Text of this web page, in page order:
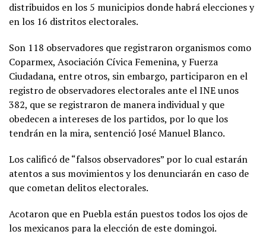
distribuidos en los 5 municipios donde habrá elecciones y
en los 16 distritos electorales.
Son 118 observadores que registraron organismos como
Coparmex, Asociación Cívica Femenina, y Fuerza
Ciudadana, entre otros, sin embargo, participaron en el
registro de observadores electorales ante el INE unos
382, que se registraron de manera individual y que
obedecen a intereses de los partidos, por lo que los
tendrán en la mira, sentenció José Manuel Blanco.
Los calificó de “falsos observadores” por lo cual estarán
atentos a sus movimientos y los denunciarán en caso de
que cometan delitos electorales.
Acotaron que en Puebla están puestos todos los ojos de
los mexicanos para la elección de este domingoi.